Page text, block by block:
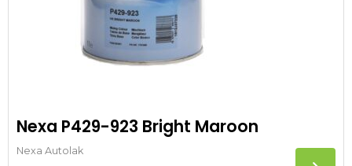
Nexa P429-923 Bright Maroon
Nexa Autolak